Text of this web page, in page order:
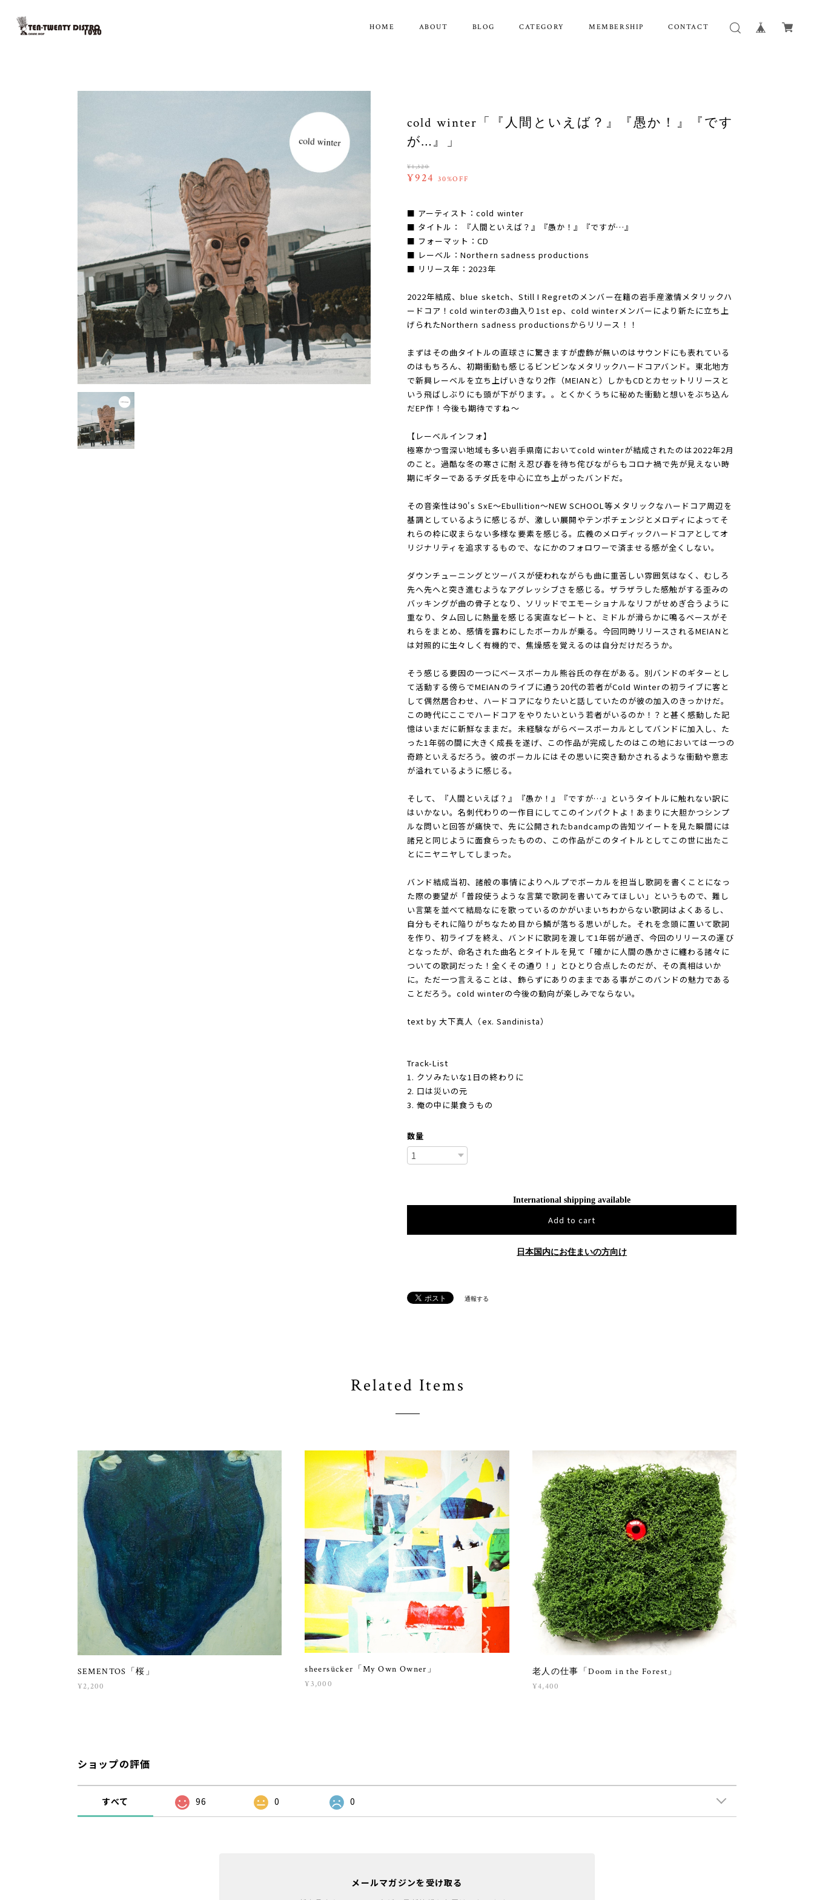
HOME ABOUT BLOG CATEGORY MEMBERSHIP CONTACT
cold winter「『人間といえば？』『愚か！』『です
が…』」
¥1,320
¥924 30%OFF
■ アーティスト：cold winter
■ タイトル： 『人間といえば？』『愚か！』『ですが…』
■ フォーマット：CD
■ レーベル：Northern sadness productions
■ リリース年：2023年
2022年結成、blue sketch、Still I Regretのメンバー在籍の岩手産激情メタリックハ
ードコア！cold winterの3曲入り1st ep、cold winterメンバーにより新たに立ち上
げられたNorthern sadness productionsからリリース！！
まずはその曲タイトルの直球さに驚きますが虚飾が無いのはサウンドにも表れている
のはもちろん、初期衝動も感じるビンビンなメタリックハードコアバンド。東北地方
で新興レーベルを立ち上げいきなり2作（MEIANと）しかもCDとカセットリリースと
いう飛ばしぶりにも頭が下がります。。とくかくうちに秘めた衝動と想いをぶち込ん
だEP作！今後も期待ですね～
【レーベルインフォ】
極寒かつ雪深い地域も多い岩手県南においてcold winterが結成されたのは2022年2月
のこと。過酷な冬の寒さに耐え忍び春を待ち侘びながらもコロナ禍で先が見えない時
期にギターであるチダ氏を中心に立ち上がったバンドだ。
その音楽性は90's SxE〜Ebullition〜NEW SCHOOL等メタリックなハードコア周辺を
基調としているように感じるが、激しい展開やテンポチェンジとメロディによってそ
れらの枠に収まらない多様な要素を感じる。広義のメロディックハードコアとしてオ
リジナリティを追求するもので、なにかのフォロワーで済ませる感が全くしない。
ダウンチューニングとツーバスが使われながらも曲に重苦しい雰囲気はなく、むしろ
先へ先へと突き進むようなアグレッシブさを感じる。ザラザラした感触がする歪みの
バッキングが曲の骨子となり、ソリッドでエモーショナルなリフがせめぎ合うように
重なり、タム回しに熱量を感じる実直なビートと、ミドルが滑らかに鳴るベースがそ
れらをまとめ、感情を露わにしたボーカルが乗る。今回同時リリースされるMEIANと
は対照的に生々しく有機的で、焦燥感を覚えるのは自分だけだろうか。
そう感じる要因の一つにベースボーカル熊谷氏の存在がある。別バンドのギターとし
て活動する傍らでMEIANのライブに通う20代の若者がCold Winterの初ライブに客と
して偶然居合わせ、ハードコアになりたいと話していたのが彼の加入のきっかけだ。
この時代にここでハードコアをやりたいという若者がいるのか！？と甚く感動した記
憶はいまだに新鮮なままだ。未経験ながらベースボーカルとしてバンドに加入し、た
った1年弱の間に大きく成長を遂げ、この作品が完成したのはこの地においては一つの
奇跡といえるだろう。彼のボーカルにはその思いに突き動かされるような衝動や意志
が溢れているように感じる。
そして、『人間といえば？』『愚か！』『ですが…』というタイトルに触れない訳に
はいかない。名刺代わりの一作目にしてこのインパクトよ！あまりに大胆かつシンプ
ルな問いと回答が痛快で、先に公開されたbandcampの告知ツイートを見た瞬間には
諸兄と同じように面食らったものの、この作品がこのタイトルとしてこの世に出たこ
とにニヤニヤしてしまった。
バンド結成当初、諸般の事情によりヘルプでボーカルを担当し歌詞を書くことになっ
た際の要望が「普段使うような言葉で歌詞を書いてみてほしい」というもので、難し
い言葉を並べて結局なにを歌っているのかがいまいちわからない歌詞はよくあるし、
自分もそれに陥りがちなため目から鱗が落ちる思いがした。それを念頭に置いて歌詞
を作り、初ライブを終え、バンドに歌詞を渡して1年弱が過ぎ、今回のリリースの運び
となったが、命名された曲名とタイトルを見て「確かに人間の愚かさに纏わる諸々に
ついての歌詞だった！全くその通り！」とひとり合点したのだが、その真相はいか
に。ただ一つ言えることは、飾らずにありのままである事がこのバンドの魅力である
ことだろう。cold winterの今後の動向が楽しみでならない。
text by 大下真人（ex. Sandinista）
Track-List
1. クソみたいな1日の終わりに
2. 口は災いの元
3. 俺の中に巣食うもの
数量
International shipping available
Add to cart
日本国内にお住まいの方向け
通報する
Related Items
SEMENTOS「桜」
¥2,200
sheersücker「My Own Owner」
¥3,000
老人の仕事「Doom in the Forest」
¥4,400
ショップの評価
すべて 96 0 0
メールマガジンを受け取る